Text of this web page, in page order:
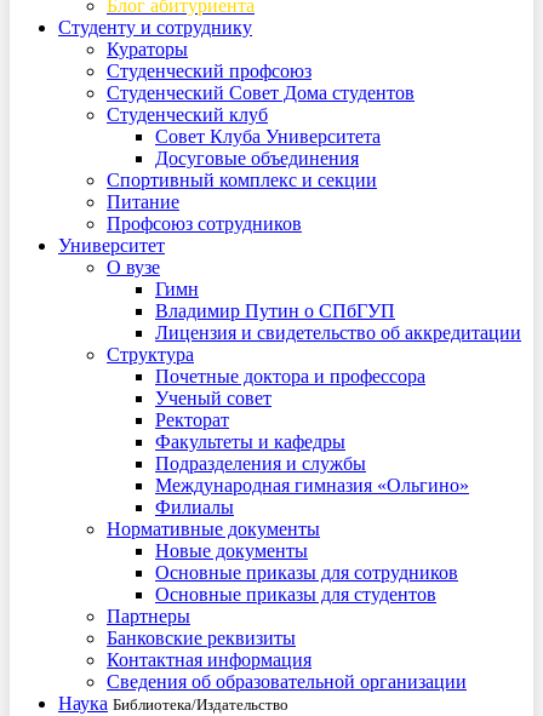
Блог абитуриента
Студенту и сотруднику
Кураторы
Студенческий профсоюз
Студенческий Совет Дома студентов
Студенческий клуб
Совет Клуба Университета
Досуговые объединения
Спортивный комплекс и секции
Питание
Профсоюз сотрудников
Университет
О вузе
Гимн
Владимир Путин о СПбГУП
Лицензия и свидетельство об аккредитации
Структура
Почетные доктора и профессора
Ученый совет
Ректорат
Факультеты и кафедры
Подразделения и службы
Международная гимназия «Ольгино»
Филиалы
Нормативные документы
Новые документы
Основные приказы для сотрудников
Основные приказы для студентов
Партнеры
Банковские реквизиты
Контактная информация
Сведения об образовательной организации
Наука Библиотека/Издательство